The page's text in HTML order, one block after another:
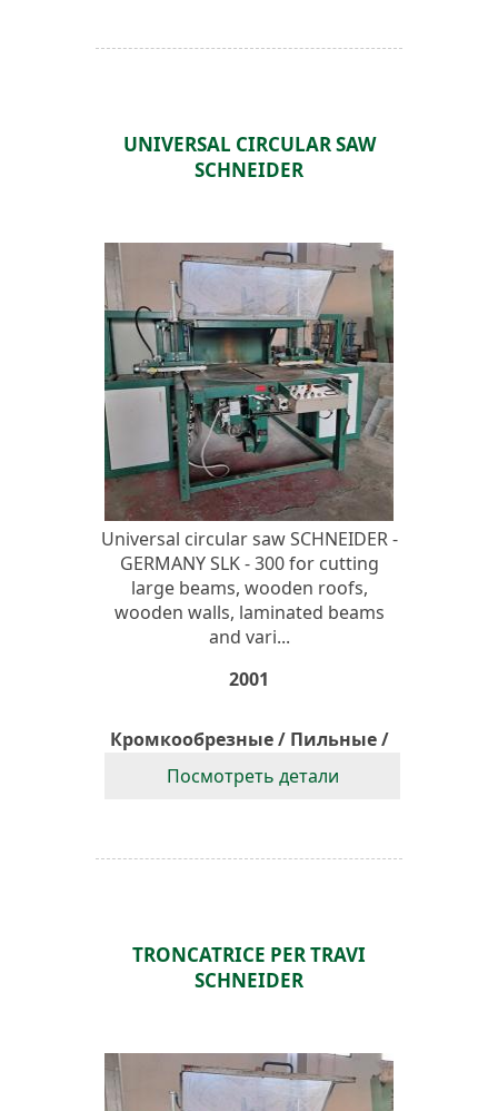
UNIVERSAL CIRCULAR SAW
SCHNEIDER
Universal circular saw SCHNEIDER -
GERMANY SLK - 300 for cutting
large beams, wooden roofs,
wooden walls, laminated beams
and vari...
2001
Кромкообрезные / Пильные /
Оптимизирующие Станки
Посмотреть детали
TRONCATRICE PER TRAVI
SCHNEIDER